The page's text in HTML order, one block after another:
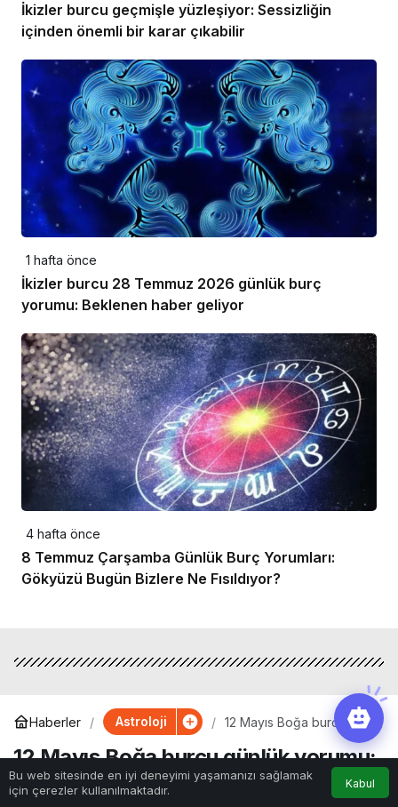
İkizler burcu geçmişle yüzleşiyor: Sessizliğin
içinden önemli bir karar çıkabilir
1 hafta önce
İkizler burcu 28 Temmuz 2026 günlük burç
yorumu: Beklenen haber geliyor
4 hafta önce
8 Temmuz Çarşamba Günlük Burç Yorumları:
Gökyüzü Bugün Bizlere Ne Fısıldıyor?
Haberler Astroloji
12 Mayıs Boğa burcu
günlük yorumu: Güven ve
sabır sınavı
12 Mayıs Boğa burcu günlük yorumu:
Güven ve sabır sınavı
Bu web sitesinde en iyi deneyimi yaşamanızı sağlamak
için çerezler kullanılmaktadır.
Kabul